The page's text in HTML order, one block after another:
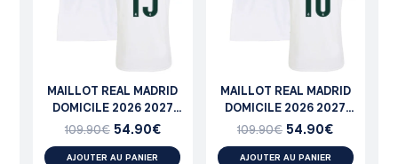
MAILLOT REAL MADRID
DOMICILE 2026 2027
ARDA GULER
109.90€ 54.90€
AJOUTER AU PANIER
MAILLOT REAL MADRID
DOMICILE 2026 2027
GONZALO
109.90€ 54.90€
AJOUTER AU PANIER